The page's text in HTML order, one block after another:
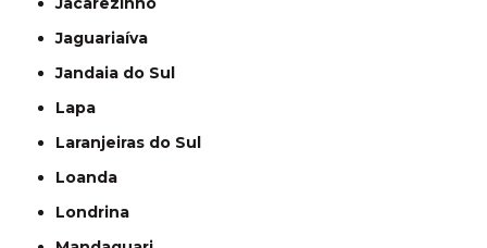
Jaguariaíva
Jandaia do Sul
Lapa
Laranjeiras do Sul
Loanda
Londrina